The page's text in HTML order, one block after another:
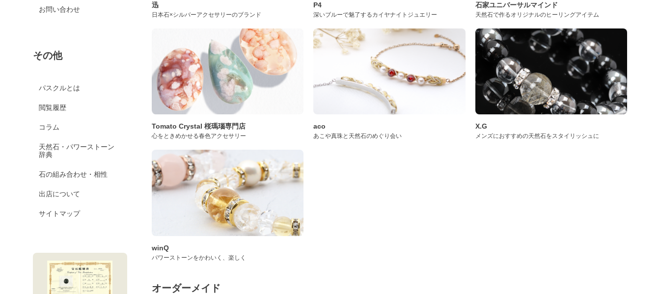
お問い合わせ
その他
パスクルとは
閲覧履歴
コラム
天然石・パワーストーン
辞典
石の組み合わせ・相性
出店について
サイトマップ
迅
日本石×シルバーアクセサリーのブランド
P4
深いブルーで魅了するカイヤナイトジュエリー
石家ユニバーサルマインド
天然石で作るオリジナルのヒーリングアイテム
Tomato Crystal 桜瑪瑙専門店
心をときめかせる春色アクセサリー
aco
あこや真珠と天然石のめぐり会い
X.G
メンズにおすすめの天然石をスタイリッシュに
winQ
パワーストーンをかわいく、楽しく
オーダーメイド